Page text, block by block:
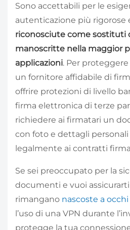
Sono accettabili per le
autenticazione più rigorose
riconosciute come sostituti
manoscritte nella maggior
applicazioni. Per
un fornitore affidabile di
offrire protezioni di livello
firma elettronica di terze
richiedere ai firmatari un
con foto e dettagli personali
legalmente ai contratti
Se sei preoccupato per la
documenti e vuoi
rimangano nascoste a
l’uso di una VPN durante
protegge la tua